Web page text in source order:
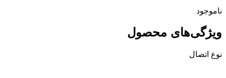
ناموجود
ویژگی‌های محصول
نوع اتصال